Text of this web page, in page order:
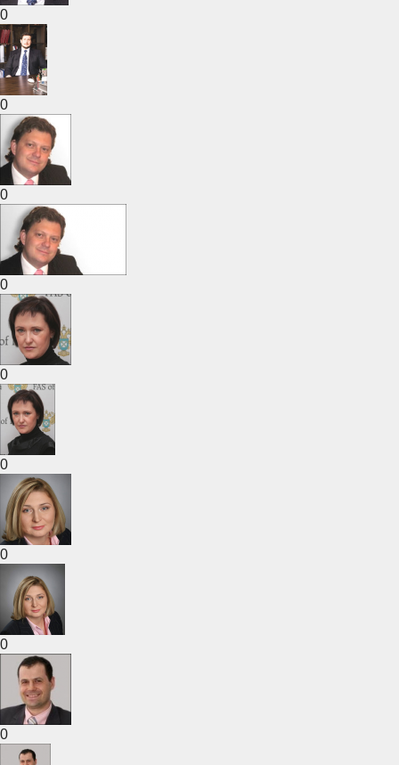
0
0
0
0
0
0
0
0
0